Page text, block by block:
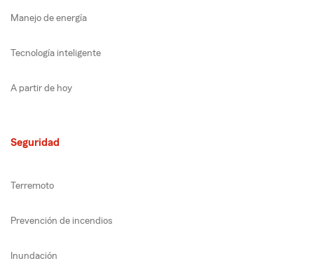
Manejo de energía
Tecnología inteligente
A partir de hoy
Seguridad
Terremoto
Prevención de incendios
Inundación